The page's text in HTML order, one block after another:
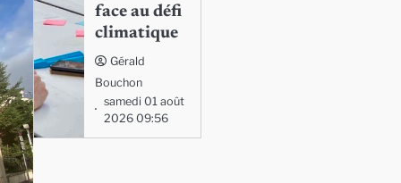
face au défi
climatique
Gérald
Bouchon
samedi 01 août
2026 09:56